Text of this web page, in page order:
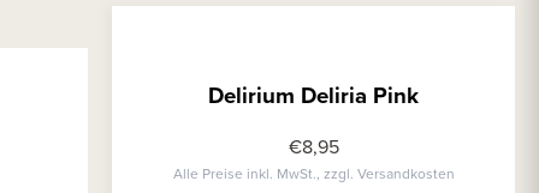
Delirium Deliria Pink
€8,95
Alle Preise inkl. MwSt., zzgl. Versandkosten